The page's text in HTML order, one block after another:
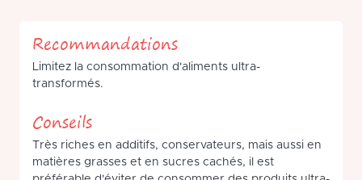
Recommandations
Limitez la consommation d'aliments ultra-
transformés.
Conseils
Très riches en additifs, conservateurs, mais aussi en
matières grasses et en sucres cachés, il est